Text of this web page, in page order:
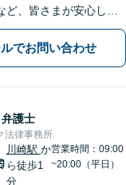
ど、皆さまが安心して
問題解決に尽力しま
】クチコミ・リピータ
「こんなことで」と思
ルでお問い合わせ
弁護士
法律事務所
川崎駅 か
ら徒歩1
分
営業時間：09:00
~20:00（平日）